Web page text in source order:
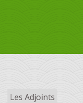
Les Adjoints